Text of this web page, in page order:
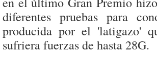
diferentes pruebas para
producida por el 'latigazo'
sufriera fuerzas de hasta 28G.